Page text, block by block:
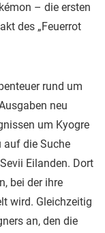
– die ersten
des „Feuerrot
rund um
neu
um Kyogre
auf die Suche
Eilanden. Dort
bei der ihre
wird. Gleichzeitig
an, den die